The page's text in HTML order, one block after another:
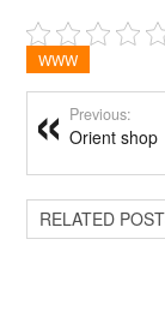
WWW
Previous:
Orient shop
RELATED